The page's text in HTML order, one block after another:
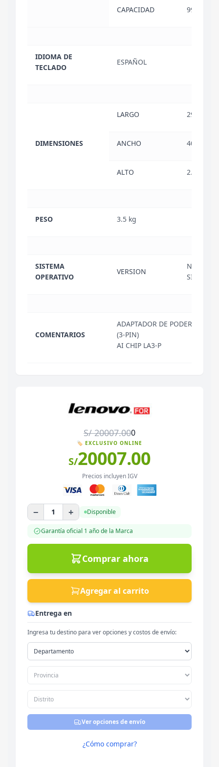
CAPACIDAD 99.9 WH
IDIOMA DE
TECLADO
ESPAÑOL
DIMENSIONES
LARGO 29.69 cm
ANCHO 40.30 cm
ALTO 2.79 cm
PESO 3.5 kg
SISTEMA
OPERATIVO
VERSION
NO
SISTEMA
COMENTARIOS
ADAPTADOR DE PODER DE
(3-PIN)
AI CHIP LA3-P
S/20007.000
🏷️ EXCLUSIVO ONLINE
S/20007.00
Precios incluyen IGV
− 1 + Disponible
Garantía oficial 1 añode la Marca
Comprar ahora
Agregar al carrito
Entrega en
Ingresa tu destino para ver opciones y costos de envío:
Ver opciones de envío
¿Cómo comprar?